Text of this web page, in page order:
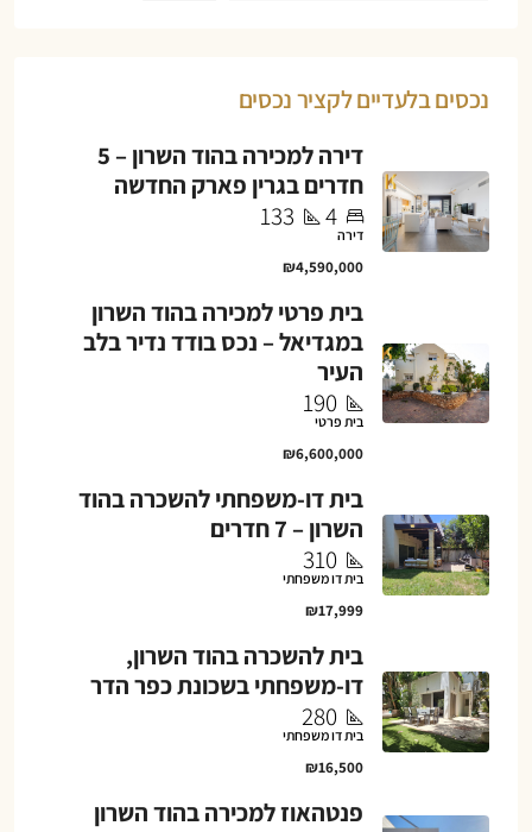
נכסים בלעדיים לקציר נכסים
דירה למכירה בהוד השרון – 5
חדרים בגרין פארק החדשה
4
133
דירה
₪4,590,000
בית פרטי למכירה בהוד השרון
במגדיאל – נכס בודד נדיר בלב
העיר
190
בית פרטי
₪6,600,000
בית דו-משפחתי להשכרה בהוד
השרון – 7 חדרים
310
בית דו משפחתי
₪17,999
בית להשכרה בהוד השרון,
דו-משפחתי בשכונת כפר הדר
280
בית דו משפחתי
₪16,500
פנטהאוז למכירה בהוד השרון